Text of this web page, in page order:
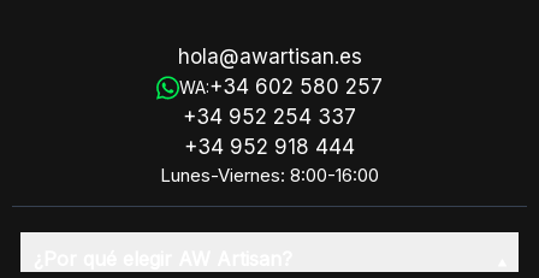
hola@awartisan.es
WA:+34 602 580 257
+34 952 254 337
+34 952 918 444
Lunes-Viernes: 8:00-16:00